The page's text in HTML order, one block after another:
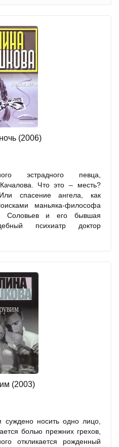
(2006)
эстрадного певца,
Что это – месть?
спасение ангела, как
маньяка-философа
Соловьев и его бывшая
психиатр доктор
(2003)
носить одно лицо,
болью прежних грехов,
откликается рожденный